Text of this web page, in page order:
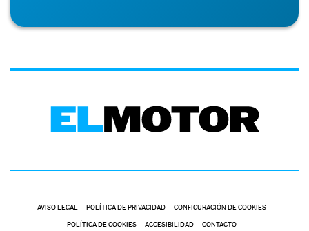
AVISO LEGAL POLÍTICA DE PRIVACIDAD CONFIGURACIÓN DE COOKIES
POLÍTICA DE COOKIES ACCESIBILIDAD CONTACTO